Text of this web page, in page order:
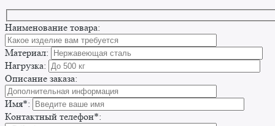
Наименование товара:
Материал:
Нагрузка:
Описание заказа:
Имя*:
Контактный телефон*: